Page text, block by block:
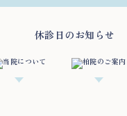
休診日のお知らせ